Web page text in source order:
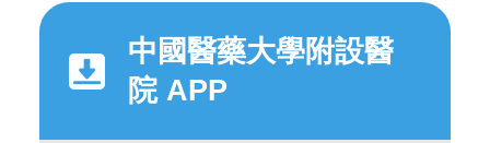
中國醫藥大學附設醫
院 APP